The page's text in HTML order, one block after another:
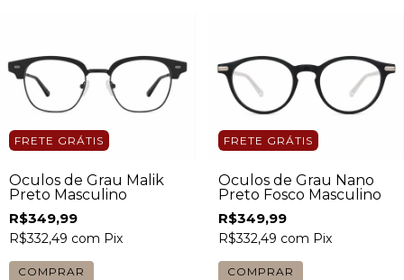
FRETE GRÁTIS
Óculos de Grau Malik
Preto Masculino
R$349,99
R$332,49 com Pix
FRETE GRÁTIS
Óculos de Grau Nano
Preto Fosco Masculino
R$349,99
R$332,49 com Pix